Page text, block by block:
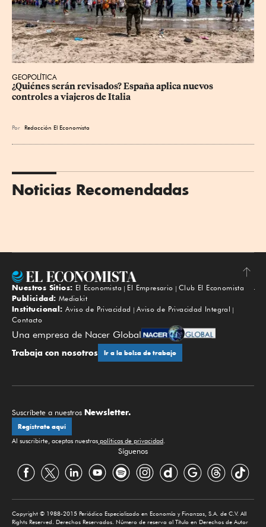
GEOPOLÍTICA
¿Quiénes serán revisados? España aplica nuevos
controles a viajeros de Italia
Por Redacción El Economista
Noticias Recomendadas
Subir
Nuestros Sitios: El Economista El Empresario
Club El Economista
Publicidad: Mediakit
Institucional: Aviso de Privacidad
Aviso de Privacidad Integral
Contacto
Una empresa de Nacer Global
Trabaja con nosotros Ir a la bolsa de trabajo
Suscríbete a nuestros Newsletter.
Regístrate aquí
Al suscribirte, aceptas nuestras políticas de privacidad.
Síguenos
Copyright © 1988-2015 Periódico Especializado en Economía y Finanzas, S.A. de C.V. All
Rights Reserved. Derechos Reservados. Número de reserva al Título en Derechos de Autor